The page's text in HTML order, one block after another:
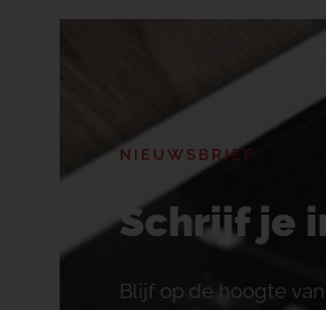
NIEUWSBRIEF
Schrijf je
Blijf op de hoogte